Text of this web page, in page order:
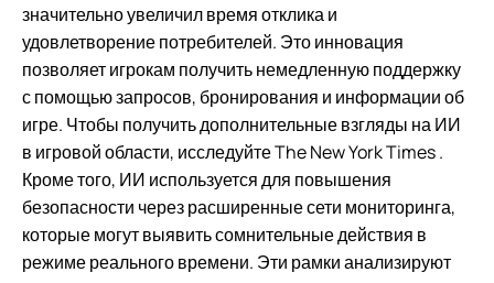
значительно увеличил время отклика и
удовлетворение потребителей. Это инновация
позволяет игрокам получить немедленную поддержку
с помощью запросов, бронирования и информации об
игре. Чтобы получить дополнительные взгляды на ИИ
в игровой области, исследуйте The New York Times .
Кроме того, ИИ используется для повышения
безопасности через расширенные сети мониторинга,
которые могут выявить сомнительные действия в
режиме реального времени. Эти рамки анализируют